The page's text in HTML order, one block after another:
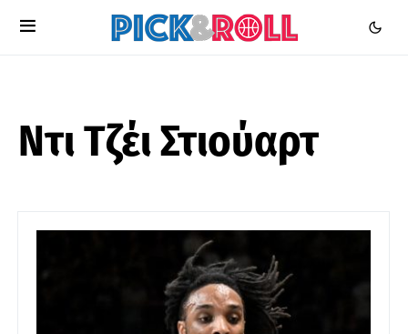
Ντι Τζέι Στιούαρτ